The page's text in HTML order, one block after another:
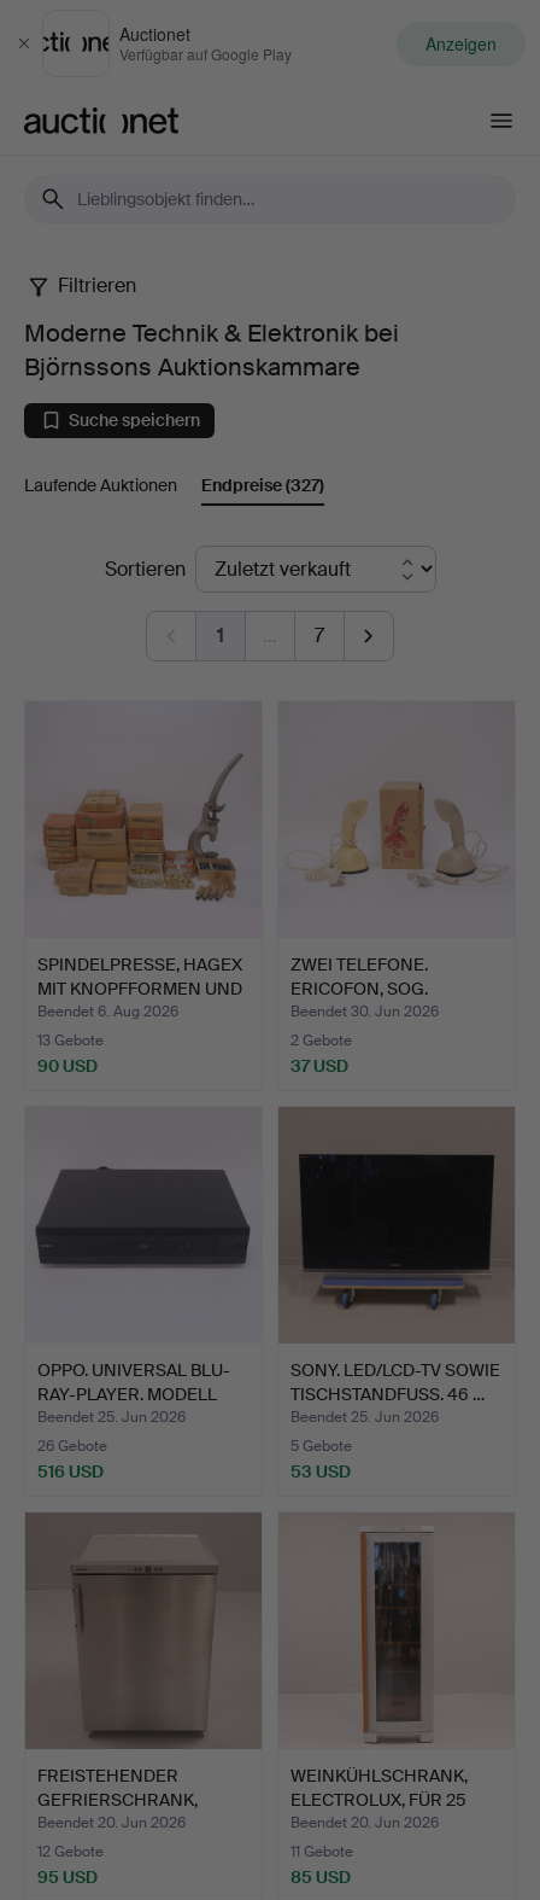
Schließen
Auctionet
Verfügbar auf Google Play Anzeigen
Moderne
Technik
&
Elektronik
Björnssons
Auktionskammare
Filtrieren
Moderne Technik & Elektronik bei
Björnssons Auktionskammare
Suche speichern
Laufende Auktionen Endpreise(327)
EndpreiseSortieren
1 … 7
SPINDELPRESSE, HAGEX
MIT KNOPFFORMEN UND
Z…
Beendet 6. Aug 2026
13 Gebote
90 USD
ZWEI TELEFONE.
ERICOFON, SOG.
KOBRATELEFON…
Beendet 30. Jun 2026
2 Gebote
37 USD
OPPO. UNIVERSAL BLU-
RAY-PLAYER. MODELL
"BD…
Beendet 25. Jun 2026
26 Gebote
516 USD
SONY. LED/LCD-TV SOWIE
TISCHSTANDFUSS. 46 …
Beendet 25. Jun 2026
5 Gebote
53 USD
FREISTEHENDER
GEFRIERSCHRANK,
LIEBHERR.
Beendet 20. Jun 2026
12 Gebote
95 USD
WEINKÜHLSCHRANK,
ELECTROLUX, FÜR 25
FLASCH…
Beendet 20. Jun 2026
11 Gebote
85 USD